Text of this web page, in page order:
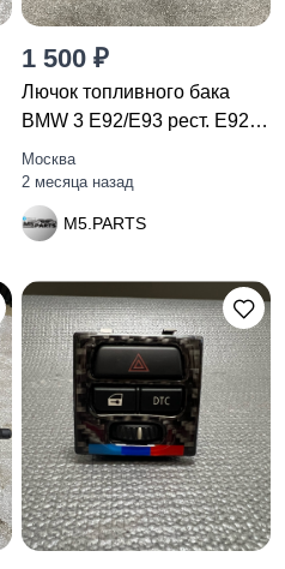
1 500 ₽
Лючок топливного бака
BMW 3 E92/E93 рест. E92
2010
Москва
2 месяца назад
M5.PARTS